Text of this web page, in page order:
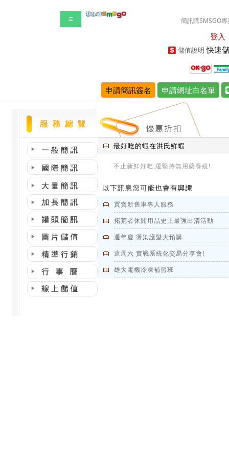
☰ 簡訊購SMSGO
登入
儲值說明 快速
申請簡訊簽名 申請網址白名單
最好吃的蝦在洪氏鮮蝦
不止新鮮好吃,還堅持無用藥養殖!
買賣新舊車專人服務
拓荒者休閒用品史上最強出清活動
週年慶 燙染護髮大預購
這周六 實戰系統化交易分享會!
雄大電機冷凍補習班